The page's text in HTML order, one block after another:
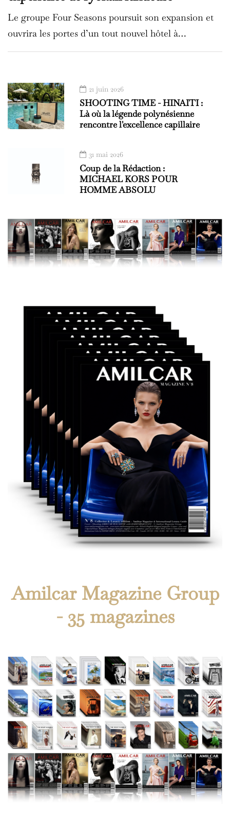
Le groupe Four Seasons poursuit son expansion et
ouvrira les portes d’un tout nouvel hôtel à…
21 juin 2026
SHOOTING TIME - HINAITI :
Là où la légende polynésienne
rencontre l'excellence capillaire
31 mai 2026
Coup de la Rédaction :
MICHAEL KORS POUR
HOMME ABSOLU
Amilcar Magazine Group
- 35 magazines